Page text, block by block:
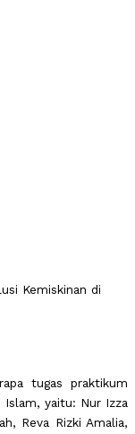
Kemiskinan di
tugas praktikum
Islam, yaitu: Nur Izza
Reva Rizki Amalia,